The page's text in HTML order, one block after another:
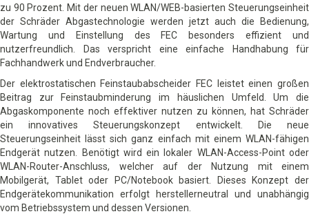
zu 90 Prozent. Mit der neuen WLAN/WEB-basierten Steuerungseinheit
der Schräder Abgastechnologie werden jetzt auch die Bedienung,
Wartung und Einstellung des FEC besonders effizient und
nutzerfreundlich. Das verspricht eine einfache Handhabung für
Fachhandwerk und Endverbraucher.
Der elektrostatischen Feinstaubabscheider FEC leistet einen großen
Beitrag zur Feinstaubminderung im häuslichen Umfeld. Um die
Abgaskomponente noch effektiver nutzen zu können, hat Schräder
ein innovatives Steuerungskonzept entwickelt. Die neue
Steuerungseinheit lässt sich ganz einfach mit einem WLAN-fähigen
Endgerät nutzen. Benötigt wird ein lokaler WLAN-Access-Point oder
WLAN-Router-Anschluss, welcher auf der Nutzung mit einem
Mobilgerät, Tablet oder PC/Notebook basiert. Dieses Konzept der
Endgerätekommunikation erfolgt herstellerneutral und unabhängig
vom Betriebssystem und dessen Versionen.